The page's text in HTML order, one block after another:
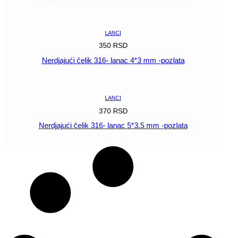
LANCI
350 RSD
Nerdjajući čelik 316- lanac 4*3 mm -pozlata
LANCI
370 RSD
Nerdjajući čelik 316- lanac 5*3.5 mm -pozlata